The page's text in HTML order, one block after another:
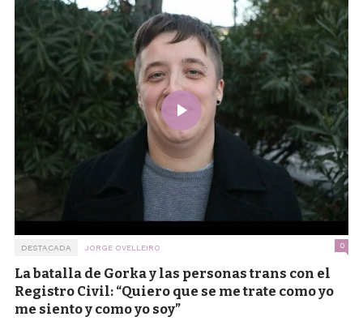
DESTACADA JORGE OVELLEIRO 0
La batalla de Gorka y las personas trans con el
Registro Civil: “Quiero que se me trate como yo
me siento y como yo soy”